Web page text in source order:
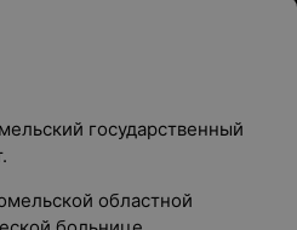
государственный
областной